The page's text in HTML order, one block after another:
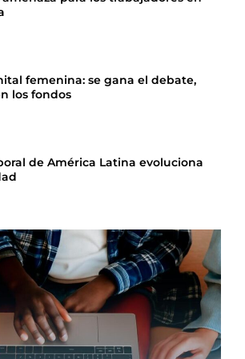
femenina: se gana el debate,
los fondos
de América Latina evoluciona